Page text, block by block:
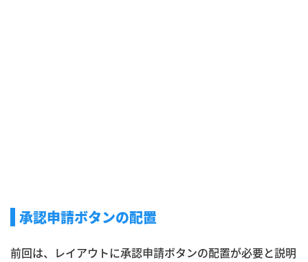
承認申請ボタンの配置
前回は、レイアウトに承認申請ボタンの配置が必要と説明